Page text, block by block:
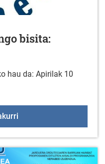
bisita:
hau da: Apirilak 10